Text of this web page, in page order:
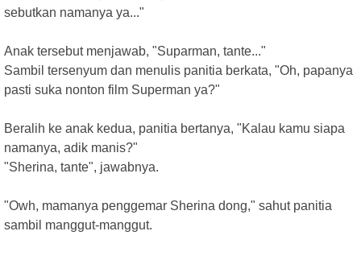
sebutkan namanya ya..."
Anak tersebut menjawab, "Suparman, tante..."
Sambil tersenyum dan menulis panitia berkata, "Oh, papanya
pasti suka nonton film Superman ya?"
Beralih ke anak kedua, panitia bertanya, "Kalau kamu siapa
namanya, adik manis?"
"Sherina, tante", jawabnya.
"Owh, mamanya penggemar Sherina dong," sahut panitia
sambil manggut-manggut.